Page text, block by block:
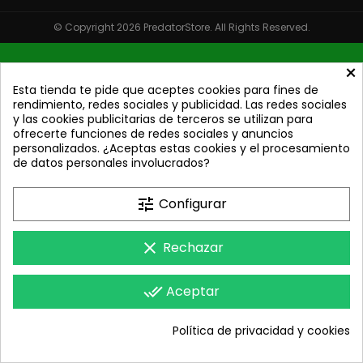
© Copyright 2026 PredatorStore. All Rights Reserved.
×
Esta tienda te pide que aceptes cookies para fines de
rendimiento, redes sociales y publicidad. Las redes sociales
y las cookies publicitarias de terceros se utilizan para
ofrecerte funciones de redes sociales y anuncios
personalizados. ¿Aceptas estas cookies y el procesamiento
de datos personales involucrados?
tune Configurar
clear Rechazar
done_allAceptar
Política de privacidad y cookies